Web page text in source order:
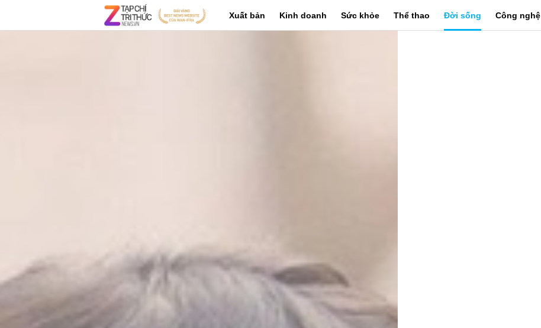
Xuất bản Kinh doanh Sức khỏe Thể thao Đời sống Công nghệ